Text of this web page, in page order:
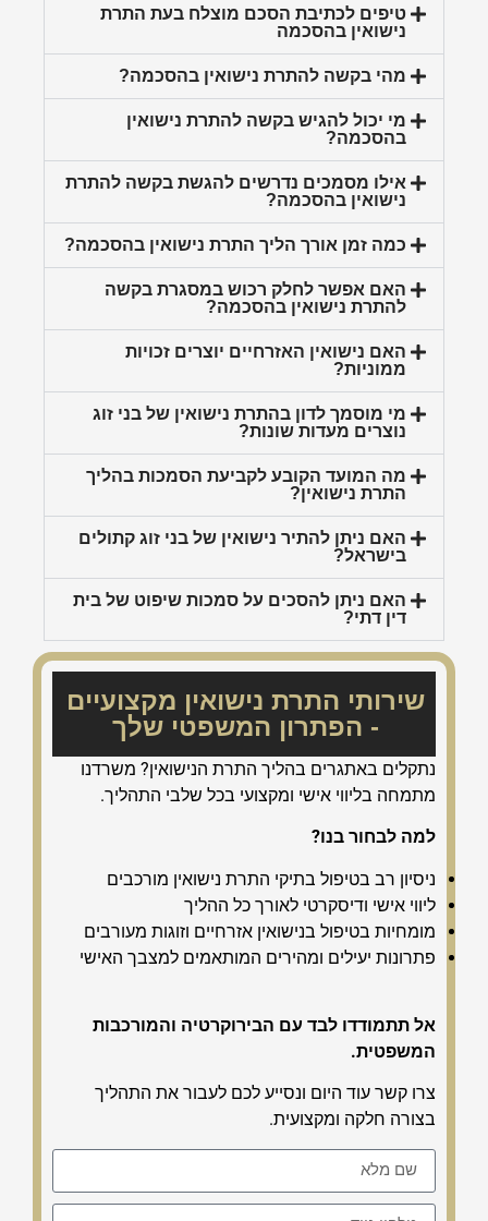
טיפים לכתיבת הסכם מוצלח בעת התרת
נישואין בהסכמה
מהי בקשה להתרת נישואין בהסכמה?
מי יכול להגיש בקשה להתרת נישואין
בהסכמה?
אילו מסמכים נדרשים להגשת בקשה להתרת
נישואין בהסכמה?
כמה זמן אורך הליך התרת נישואין בהסכמה?
האם אפשר לחלק רכוש במסגרת בקשה
להתרת נישואין בהסכמה?
האם נישואין האזרחיים יוצרים זכויות
ממוניות?
מי מוסמך לדון בהתרת נישואין של בני זוג
נוצרים מעדות שונות?
מה המועד הקובע לקביעת הסמכות בהליך
התרת נישואין?
האם ניתן להתיר נישואין של בני זוג קתולים
בישראל?
האם ניתן להסכים על סמכות שיפוט של בית
דין דתי?
שירותי התרת נישואין מקצועיים
- הפתרון המשפטי שלך
נתקלים באתגרים בהליך התרת הנישואין? משרדנו
מתמחה בליווי אישי ומקצועי בכל שלבי התהליך.
למה לבחור בנו?
ניסיון רב בטיפול בתיקי התרת נישואין מורכבים
ליווי אישי ודיסקרטי לאורך כל ההליך
מומחיות בטיפול בנישואין אזרחיים וזוגות מעורבים
פתרונות יעילים ומהירים המותאמים למצבך האישי
אל תתמודדו לבד עם הבירוקרטיה והמורכבות
המשפטית.
צרו קשר עוד היום ונסייע לכם לעבור את התהליך
בצורה חלקה ומקצועית.